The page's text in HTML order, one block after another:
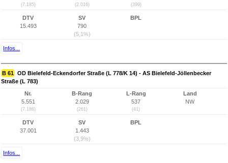
(7.185) (2.016) (399)
DTV
15.493
SV
790
(5,1%)
BPL
Infos...
B 61 OD Bielefeld-Eckendorfer Straße (L 778/K 14) - AS Bielefeld-Jöllenbecker
Straße (L 783)
Nr.
5.551
(7.186)
B-Rang
2.029
(261)
L-Rang
537
(41)
Land
NW
DTV
37.001
SV
1.443
(3,9%)
BPL
Infos...